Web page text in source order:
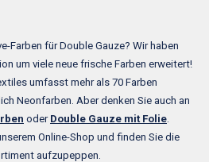
Farben für Double Gauze? Wir haben
um viele neue frische Farben erweitert!
umfasst mehr als 70 Farben
Neonfarben. Aber denken Sie auch an
oder Double Gauze mit Folie
Online-Shop und finden Sie die
aufzupeppen.